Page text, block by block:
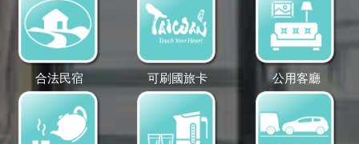
合法民宿 可刷國旅卡 公用客廳